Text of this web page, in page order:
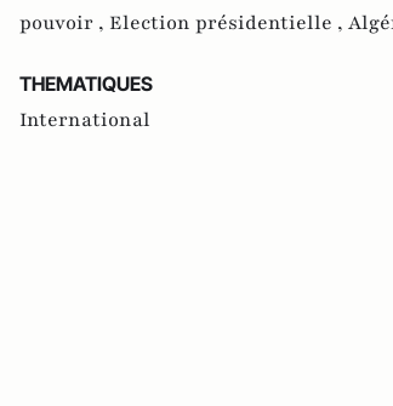
pouvoir , Election présidentielle ,
THEMATIQUES
International